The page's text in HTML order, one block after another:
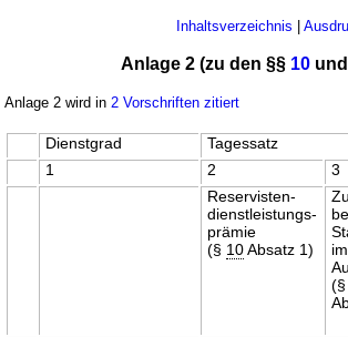
Inhaltsverzeichnis
Anlage 2 (zu den §§ 10und
Anlage 2 wird in2 Vorschriften zitiert
Dienstgrad
Tagessatz
1
2 3
Reservisten-
dienstleistungs-
prämie
(§ 10Absatz 1)
im
(§